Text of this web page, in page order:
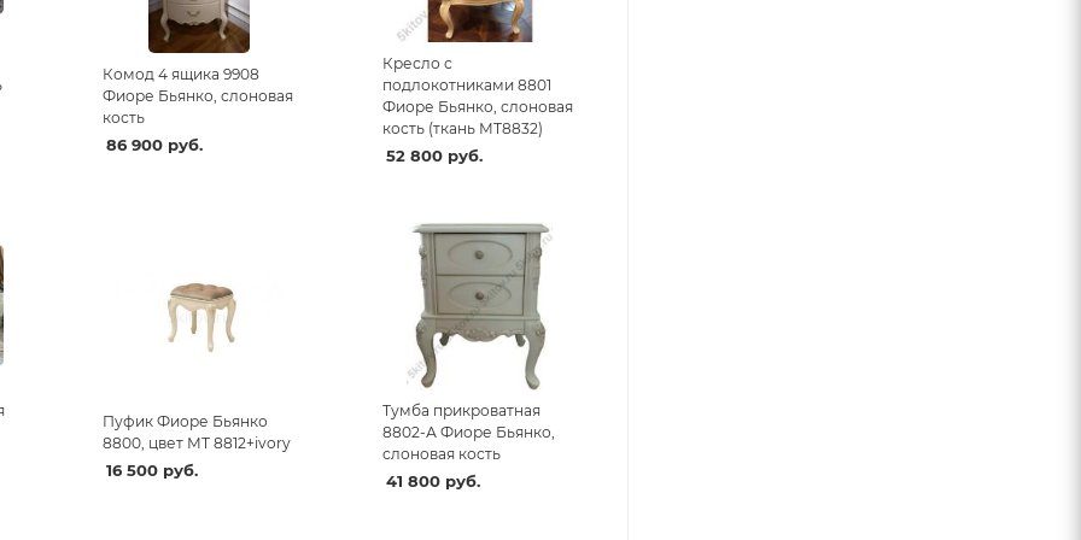
Комод 4 ящика 9908
Фиоре Бьянко, слоновая
кость
86 900руб.
Кресло с
подлокотниками 8801
Фиоре Бьянко, слоновая
кость (ткань МТ8832)
52 800руб.
Пуфик Фиоре Бьянко
8800, цвет МТ 8812+ivory
16 500руб.
Тумба прикроватная
8802-А Фиоре Бьянко,
слоновая кость
41 800руб.